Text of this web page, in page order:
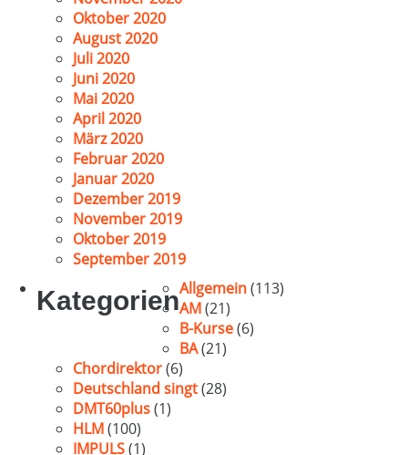
Oktober 2020
August 2020
Juli 2020
Juni 2020
Mai 2020
April 2020
März 2020
Februar 2020
Januar 2020
Dezember 2019
November 2019
Oktober 2019
September 2019
KategorienAllgemein(113)
AM(21)
B-Kurse(6)
BA(21)
Chordirektor(6)
Deutschland singt(28)
DMT60plus(1)
HLM(100)
IMPULS(1)